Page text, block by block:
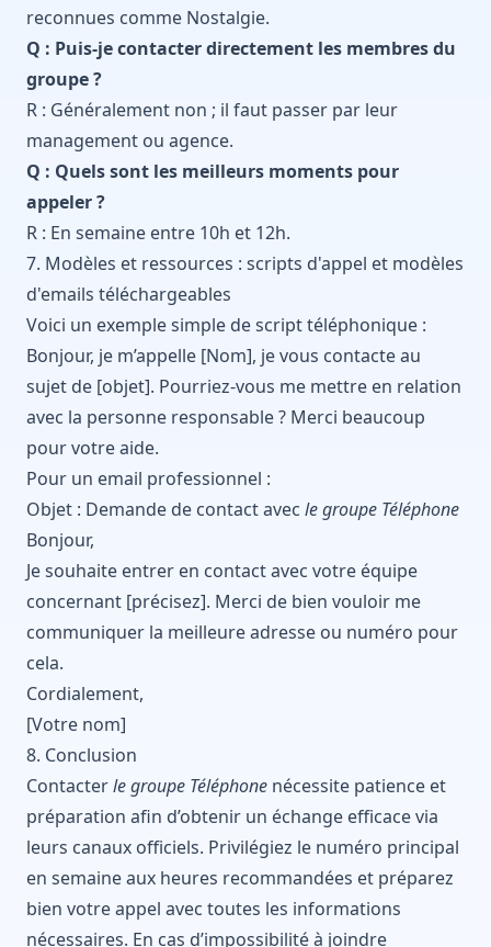
reconnues comme Nostalgie.
Q : Puis-je contacter directement les membres du
groupe ?
R : Généralement non ; il faut passer par leur
management ou agence.
Q : Quels sont les meilleurs moments pour
appeler ?
R : En semaine entre 10h et 12h.
7. Modèles et ressources : scripts d'appel et modèles
d'emails téléchargeables
Voici un exemple simple de script téléphonique :
Bonjour, je m’appelle [Nom], je vous contacte au
sujet de [objet]. Pourriez-vous me mettre en relation
avec la personne responsable ? Merci beaucoup
pour votre aide.
Pour un email professionnel :
Objet : Demande de contact avec le groupe Téléphone
Bonjour,
Je souhaite entrer en contact avec votre équipe
concernant [précisez]. Merci de bien vouloir me
communiquer la meilleure adresse ou numéro pour
cela.
Cordialement,
[Votre nom]
8. Conclusion
Contacterle groupe Téléphone nécessite patience et
préparation afin d’obtenir un échange efficace via
leurs canaux officiels. Privilégiez le numéro principal
en semaine aux heures recommandées et préparez
bien votre appel avec toutes les informations
nécessaires. En cas d’impossibilité à joindre